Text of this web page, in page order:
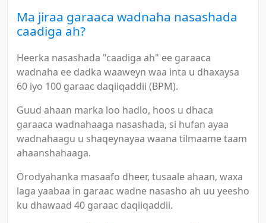
Ma jiraa garaaca wadnaha nasashada
caadiga ah?
Heerka nasashada "caadiga ah" ee garaaca
wadnaha ee dadka waaweyn waa inta u dhaxaysa
60 iyo 100 garaac daqiiqaddii (BPM).
Guud ahaan marka loo hadlo, hoos u dhaca
garaaca wadnahaaga nasashada, si hufan ayaa
wadnahaagu u shaqeynayaa waana tilmaame taam
ahaanshahaaga.
Orodyahanka masaafo dheer, tusaale ahaan, waxa
laga yaabaa in garaac wadne nasasho ah uu yeesho
ku dhawaad 40 garaac daqiiqaddii.